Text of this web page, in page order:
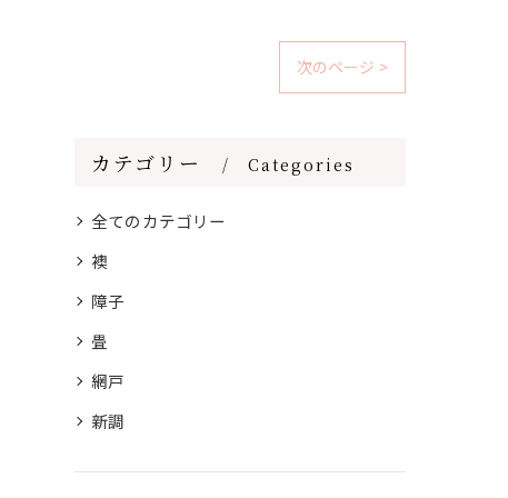
次のページ >
カテゴリー Categories
全てのカテゴリー
襖
障子
畳
網戸
新調